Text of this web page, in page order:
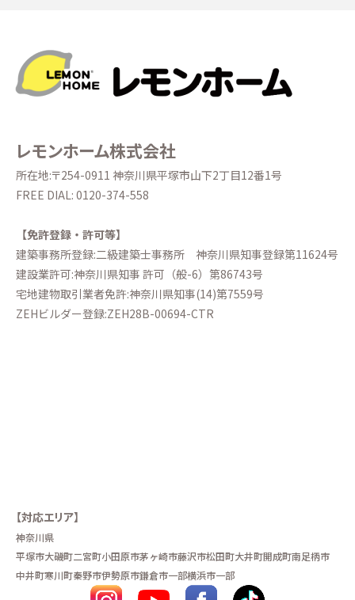
レモンホーム株式会社
所在地:〒254-0911 神奈川県平塚市山下2丁目12番1号
FREE DIAL: 0120-374-558
【免許登録・許可等】
建築事務所登録:二級建築士事務所 神奈川県知事登録第11624号
建設業許可:神奈川県知事 許可（般-6）第86743号
宅地建物取引業者免許:神奈川県知事(14)第7559号
ZEHビルダー登録:ZEH28B-00694-CTR
【対応エリア】
神奈川県
平塚市大磯町二宮町小田原市茅ヶ崎市藤沢市松田町大井町開成町南足柄市
中井町寒川町秦野市伊勢原市鎌倉市一部横浜市一部